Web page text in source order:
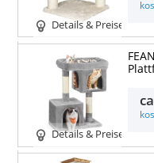
Details & Preise
Details & Preise